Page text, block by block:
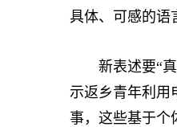
具体、可感的语
新表述要“真
示返乡青年利用
事，这些基于个